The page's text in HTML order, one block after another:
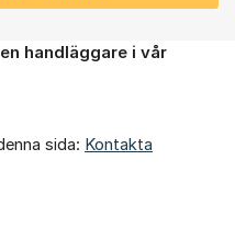
handläggare i vår
sida: Kontakta